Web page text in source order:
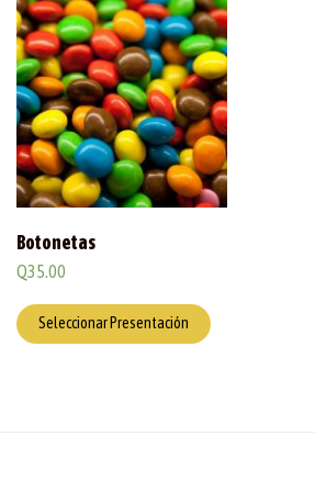
Botonetas
Q35.00
Seleccionar Presentación